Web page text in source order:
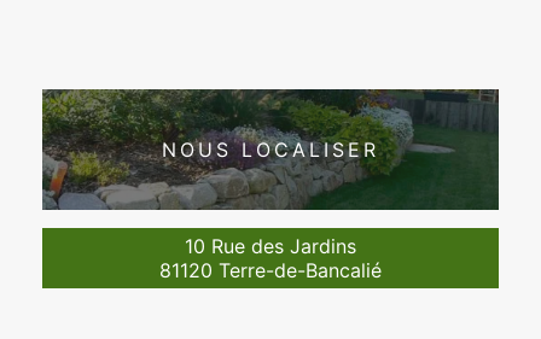
NOUS LOCALISER
10 Rue des Jardins
81120 Terre-de-Bancalié